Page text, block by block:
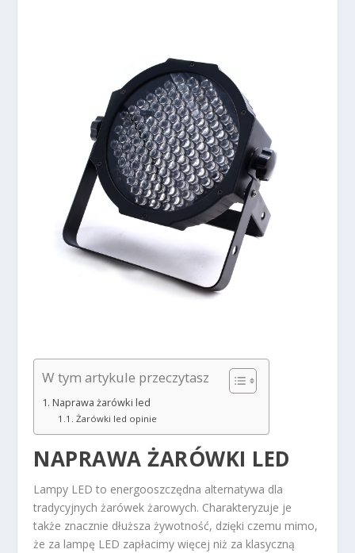
W tym artykule przeczytasz
Naprawa żarówki led
Żarówki led opinie
NAPRAWA ŻARÓWKI LED
Lampy LED to energooszczędna alternatywa dla
tradycyjnych żarówek żarowych. Charakteryzuje je
także znacznie dłuższa żywotność, dzięki czemu mimo,
że za lampę LED zapłacimy więcej niż za klasyczną